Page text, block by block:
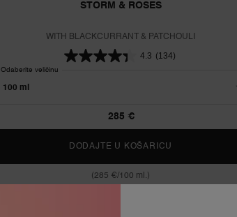
STORM & ROSES
WITH BLACKCURRANT & PATCHOULI
4.3 (134)
Odaberite veličinu
285 €
DODAJTE U KOŠARICU
(285 €/100 ml.)